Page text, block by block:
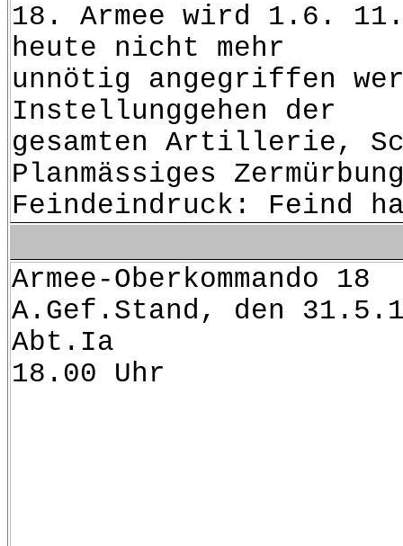
18. Armee wird 1.6.
heute nicht mehr
unnötig angegriffen
Instellunggehen der
gesamten Artillerie,
Planmässiges
Feindeindruck: Feind
A.Gef.Stand, den
18.00 Uhr